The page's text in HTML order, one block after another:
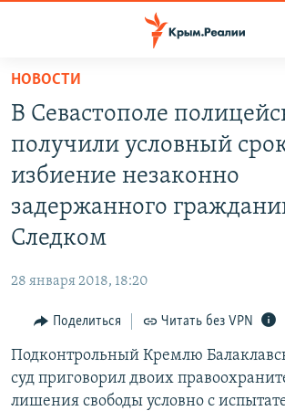
Вернуться
основному
содержанию
Вернутся
главной
навигации
ГРУЗ 200
ВОДА
ЕЩЕ
ТЕЛЕПРОЕКТ КРЫМ.РЕАЛИИ
СОВЕТЫ ПРАВОЗАЩИТНИКОВ
ПРОПАВШИЕ БЕЗ ВЕСТИ
КАК ОБОЙТИ БЛОКИРОВКУ
Qırımtatar
НОВОСТИ
В Севастополе
получили условный
избиение незаконно
задержанного
Следком
28 января 2018, 18:20
Поделиться Читать без VPN
Подконтрольный Кремлю
суд приговорил двоих
лишения свободы условно с